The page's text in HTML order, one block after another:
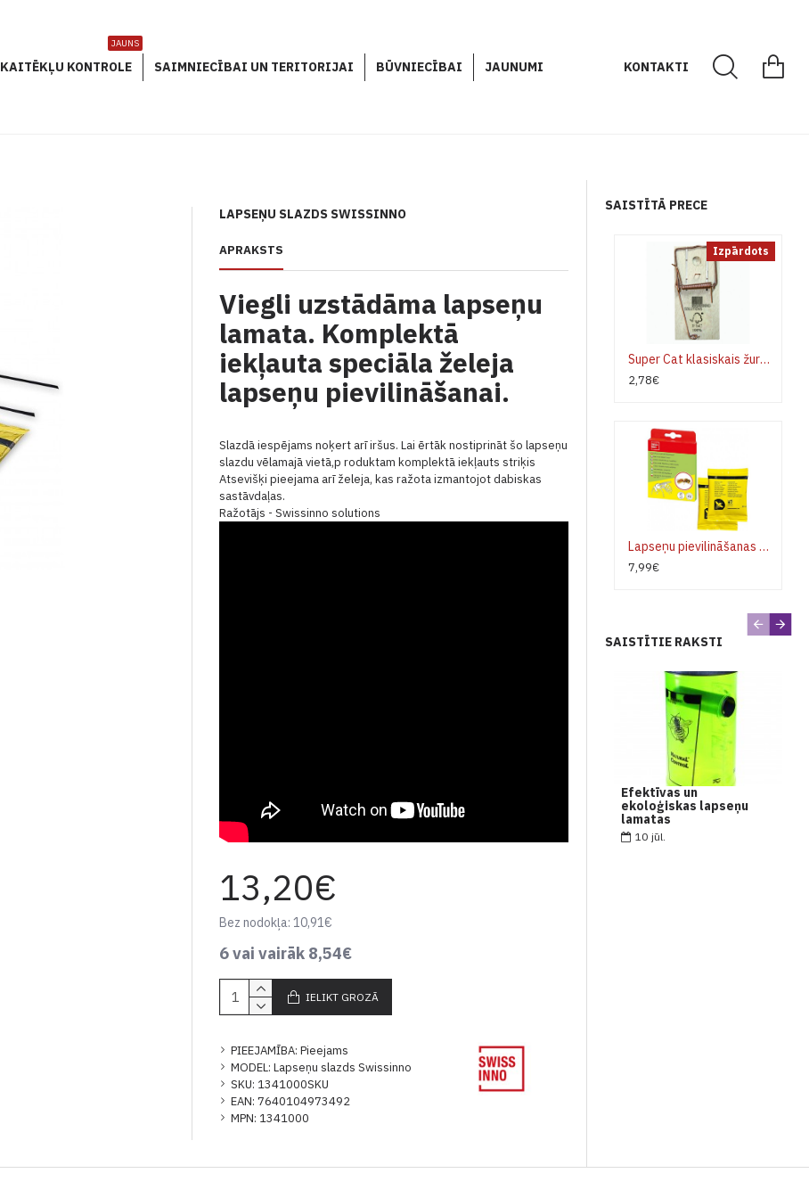
KAITĒKĻU KONTROLE
JAUNS
SAIMNIECĪBAI UN TERITORIJAI BŪVNIECĪBAI JAUNUMI KONTAKTI
LAPSEŅU SLAZDS SWISSINNO
APRAKSTS
Viegli uzstādāma lapseņu
lamata. Komplektā
iekļauta speciāla želeja
lapseņu pievilināšanai.
Slazdā iespējams noķert arī iršus. Lai ērtāk nostiprināt šo lapseņu
slazdu vēlamajā vietā,p roduktam komplektā iekļauts striķis
Atsevišķi pieejama arī želeja, kas ražota izmantojot dabiskas
sastāvdaļas.
Ražotājs - Swissinno solutions
PIEEJAMĪBA: Pieejams
MODEL: Lapseņu slazds Swissinno
SKU: 1341000SKU
EAN: 7640104973492
MPN: 1341000
13,20€
Bez nodokļa: 10,91€
6 vai vairāk 8,54€
IELIKT GROZĀ
SAISTĪTĀ PRECE
Izpārdots
Super Cat klasiskais žurku slazds
2,78€
Lapseņu pievilināšanas želeja Swissinno
7,99€
SAISTĪTIE RAKSTI
Efektīvas un
ekoloģiskas lapseņu
lamatas
10 jūl.